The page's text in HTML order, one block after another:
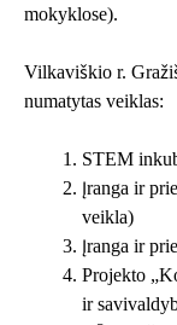
mokyklose).
Vilkaviškio r.
numatytas veiklas:
STEM
Įranga ir
veikla)
Įranga ir
Projekto
ir